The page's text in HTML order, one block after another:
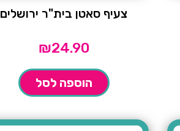
צעיף סאטן בית"ר ירושלים
₪24.90
הוספה לסל